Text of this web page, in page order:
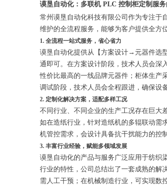
谟垦自动化：多联机 PLC 控制柜定制服
常州谟垦自动化科技有限公司作为专注于
维护的全流程服务，能够为客户提供全方
1. 全流程一站式服务，省心省力
谟垦自动化提供从【方案设计→元器件选
通即可。在方案设计阶段，技术人员会深
性价比最高的一线品牌元器件；柜体生产
调试阶段，技术人员会全程跟进，确保设
2. 定制化解决方案，适配多样工况
不同行业、不同企业的生产工况存在巨大
如在造纸行业，针对造纸机的多辊联动需
机管控需求，会设计具备抗干扰能力的控
3. 丰富行业经验，赋能多领域发展
谟垦自动化的产品与服务广泛应用于纺织
行业的特性，公司总结出了一套成熟的解
需人工干预；在机械制造行业，可实现数